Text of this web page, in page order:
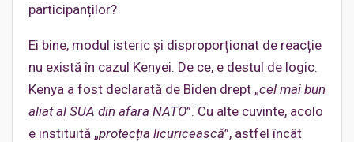
participanților?
Ei bine, modul isteric și disproporționat de reacție
nu există în cazul Kenyei. De ce, e destul de logic.
Kenya a fost declarată de Biden drept „cel mai bun
aliat al SUA din afara NATO”. Cu alte cuvinte, acolo
e instituită „protecția licuricească”, astfel încât